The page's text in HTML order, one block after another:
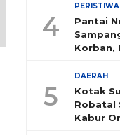
4
PERISTIWA
Pantai
Korban,
5
DAERAH
Kotak
Robatal
Kabur